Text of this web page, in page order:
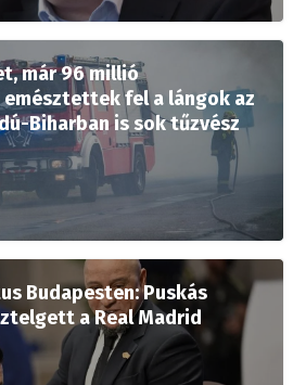
már 96 millió
fel a lángok az
Biharban is sok tűzvész
Budapesten: Puskás
a Real Madrid